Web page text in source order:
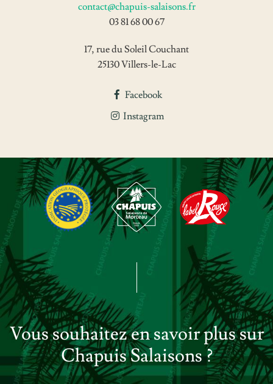
25130 Villers-le-Lac
03 81 68 00 67
contact@chapuis-salaisons.fr
03 81 68 00 67
17, rue du Soleil Couchant
25130 Villers-le-Lac
Facebook
Instagram
Vous souhaitez en savoir plus sur
Chapuis Salaisons ?